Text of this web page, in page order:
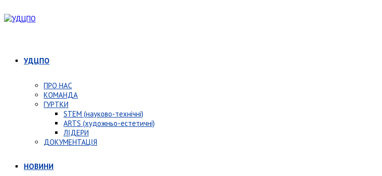
УДЦПО
ПРО НАС
КОМАНДА
ГУРТКИ
STEM (науково-технічні)
ARTS (художньо-естетичні)
ЛІДЕРИ
ДОКУМЕНТАЦІЯ
НОВИНИ